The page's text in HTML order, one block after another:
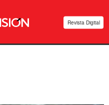
Revista Digital